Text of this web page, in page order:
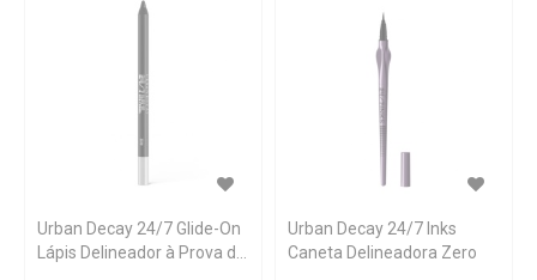
Urban Decay 24/7 Glide-On
Lápis Delineador à Prova de
Urban Decay 24/7 Inks
Caneta Delineadora Zero